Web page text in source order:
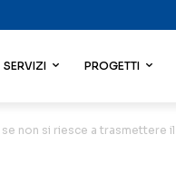
SERVIZI PROGETTI
non si riesce a trasmettere il